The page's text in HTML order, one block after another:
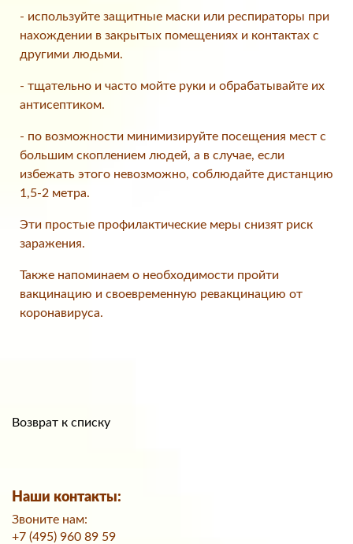
- используйте защитные маски или респираторы при
нахождении в закрытых помещениях и контактах с
другими людьми.
- тщательно и часто мойте руки и обрабатывайте их
антисептиком.
- по возможности минимизируйте посещения мест с
большим скоплением людей, а в случае, если
избежать этого невозможно, соблюдайте дистанцию
1,5-2 метра.
Эти простые профилактические меры снизят риск
заражения.
Также напоминаем о необходимости пройти
вакцинацию и своевременную ревакцинацию от
коронавируса.
Возврат к списку
Наши контакты:
Звоните нам:
+7 (495) 960 89 59